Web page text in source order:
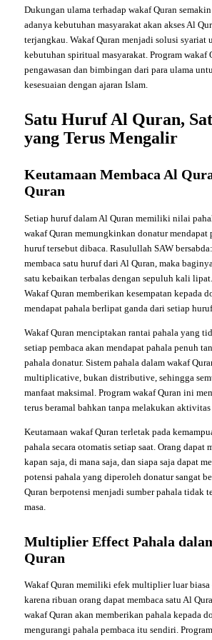
Dukungan ulama terhadap wakaf Quran
adanya kebutuhan masyarakat akan akses Al
terjangkau. Wakaf Quran menjadi solusi syariat
kebutuhan spiritual masyarakat. Program wakaf
pengawasan dan bimbingan dari para ulama
kesesuaian dengan ajaran Islam.
Satu Huruf Al Quran,
yang Terus Mengalir
Keutamaan Membaca Al
Quran
Setiap huruf dalam Al Quran memiliki nilai
wakaf Quran memungkinkan donatur mendapat
huruf tersebut dibaca. Rasulullah SAW
membaca satu huruf dari Al Quran, maka
satu kebaikan terbalas dengan sepuluh kali
Wakaf Quran memberikan kesempatan kepada
mendapat pahala berlipat ganda dari setiap
Wakaf Quran menciptakan rantai pahala yang
setiap pembaca akan mendapat pahala penuh
pahala donatur. Sistem pahala dalam wakaf
multiplicative, bukan distributive, sehingga
manfaat maksimal. Program wakaf Quran ini
terus beramal bahkan tanpa melakukan aktivitas
Keutamaan wakaf Quran terletak pada
pahala secara otomatis setiap saat. Orang dapat
kapan saja, di mana saja, dan siapa saja dapat
potensi pahala yang diperoleh donatur sangat
Quran berpotensi menjadi sumber pahala tidak
masa.
Multiplier Effect Pahala
Quran
Wakaf Quran memiliki efek multiplier luar biasa
karena ribuan orang dapat membaca satu Al
wakaf Quran akan memberikan pahala kepada
mengurangi pahala pembaca itu sendiri.